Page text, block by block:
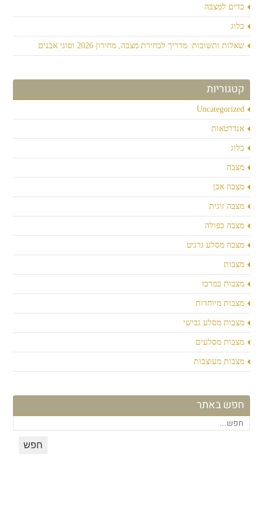
כדים למצבה
בלוג
שאלות ותשובות: מדריך לבחירת מצבה, מחירון 2026 וסוגי אבנים
קטגוריות
Uncategorized
אנדרטאות
בלוג
מצבה
מצבה אבן
מצבה זוגית
מצבה כפולה
מצבה מסלע גרניט
מצבות
מצבות במרכז
מצבות מיוחדות
מצבות מסלע גבישי
מצבות מסלעים
מצבות מעוצבות
חפש באתר